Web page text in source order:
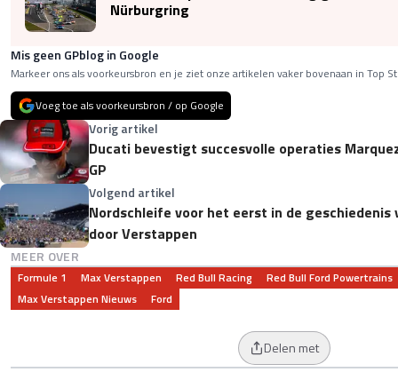
Nürburgring
Mis geen GPblog in Google
Markeer ons als voorkeursbron en je ziet onze artikelen vaker bovenaan in Top
Voeg toe als voorkeursbron / op Google
Vorig artikel
Ducati bevestigt succesvolle operaties
GP
Volgend artikel
Nordschleife voor het eerst in de
door Verstappen
MEER OVER
Formule 1 Max Verstappen Red Bull Racing
Red Bull Ford Powertrains
Max Verstappen Nieuws
Ford
Delen met